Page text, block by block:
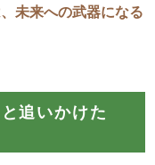
未来への武器になる
追いかけた